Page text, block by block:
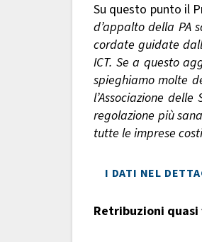
Su questo punto il
d’appalto della PA
cordate guidate
ICT. Se a questo
spieghiamo molte
l’Associazione
regolazione più
tutte le imprese
I DATI NEL
Retribuzioni quasi